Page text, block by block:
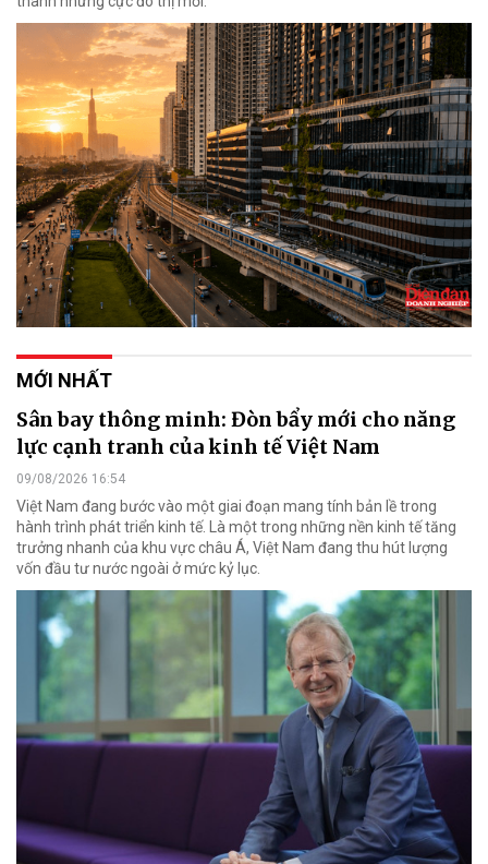
MỚI NHẤT
Sân bay thông minh: Đòn bẩy mới cho năng
lực cạnh tranh của kinh tế Việt Nam
09/08/2026 16:54
Việt Nam đang bước vào một giai đoạn mang tính bản lề trong
hành trình phát triển kinh tế. Là một trong những nền kinh tế tăng
trưởng nhanh của khu vực châu Á, Việt Nam đang thu hút lượng
vốn đầu tư nước ngoài ở mức kỷ lục.